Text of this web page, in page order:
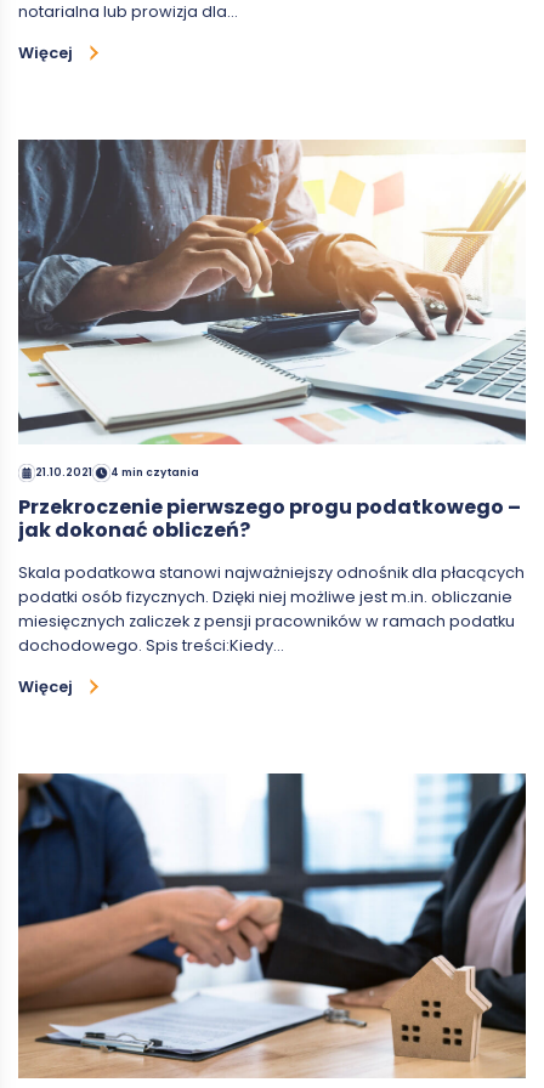
notarialna lub prowizja dla…
Więcej
21.10.2021 4 min czytania
Przekroczenie pierwszego progu podatkowego –
jak dokonać obliczeń?
Skala podatkowa stanowi najważniejszy odnośnik dla płacących
podatki osób fizycznych. Dzięki niej możliwe jest m.in. obliczanie
miesięcznych zaliczek z pensji pracowników w ramach podatku
dochodowego. Spis treści:Kiedy…
Więcej